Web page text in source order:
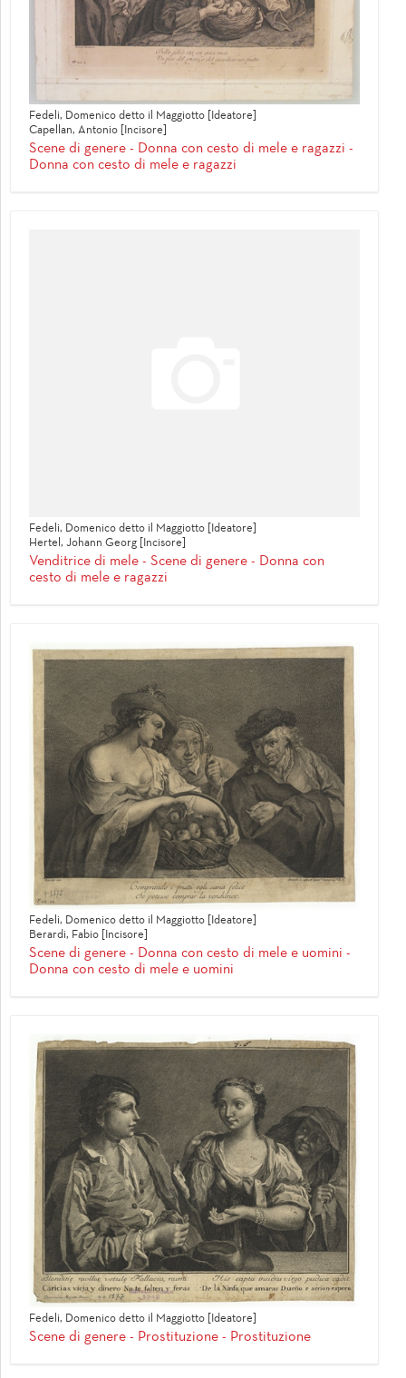
Fedeli, Domenico detto il Maggiotto [Ideatore]
Capellan, Antonio [Incisore]
Scene di genere - Donna con cesto di mele e ragazzi -
Donna con cesto di mele e ragazzi
Fedeli, Domenico detto il Maggiotto [Ideatore]
Hertel, Johann Georg [Incisore]
Venditrice di mele - Scene di genere - Donna con
cesto di mele e ragazzi
Fedeli, Domenico detto il Maggiotto [Ideatore]
Berardi, Fabio [Incisore]
Scene di genere - Donna con cesto di mele e uomini -
Donna con cesto di mele e uomini
Fedeli, Domenico detto il Maggiotto [Ideatore]
Scene di genere - Prostituzione - Prostituzione